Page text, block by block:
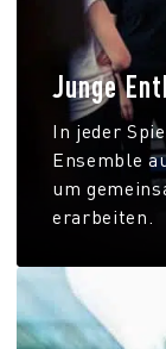
Junge
In jeder
Ensemble
um
erarbeiten.